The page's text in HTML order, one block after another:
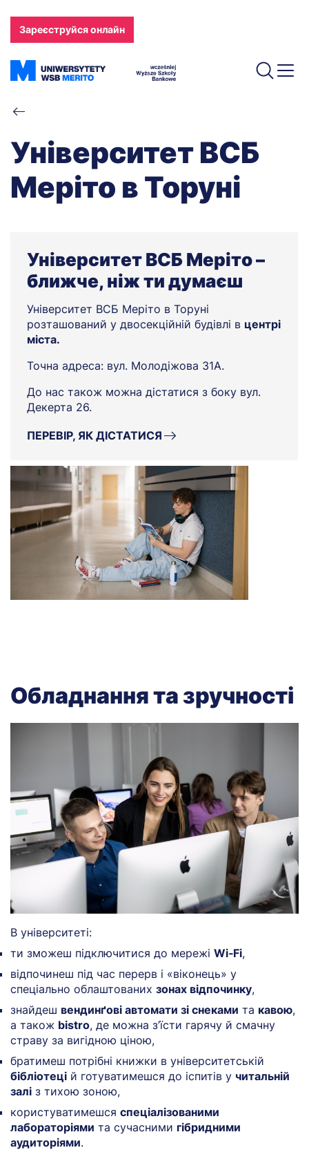
основного
вмісту
Зареєструйся онлайн
Рядок
навіґації
Університет ВСБ
Меріто в Торуні
Університет ВСБ Меріто –
ближче, ніж ти думаєш
Університет ВСБ Меріто в Торуні
розташований у двосекційній будівлі в центрі
міста.
Точна адреса: вул. Молодіжова 31A.
До нас також можна дістатися з боку вул.
Декерта 26.
ПЕРЕВІР, ЯК ДІСТАТИСЯ
Обладнання та зручності
В університеті:
ти зможеш підключитися до мережі Wi‑Fi,
відпочинеш під час перерв і «віконець» у
спеціально облаштованих зонах відпочинку,
знайдеш вендинґові автомати зі снеками та кавою,
а також bistro, де можна з’їсти гарячу й смачну
страву за вигідною ціною,
братимеш потрібні книжки в університетській
бібліотеці й готуватимешся до іспитів у читальній
залі з тихою зоною,
користуватимешся спеціалізованими
лабораторіями та сучасними гібридними
аудиторіями.